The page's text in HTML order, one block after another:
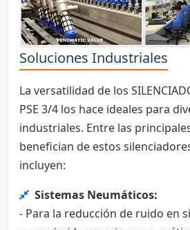
Soluciones Industriales
La versatilidad de los
PSE 3/4 los hace ideales para
industriales. Entre las
benefician de estos
incluyen:
Sistemas Neumáticos:
- Para la reducción de ruido en